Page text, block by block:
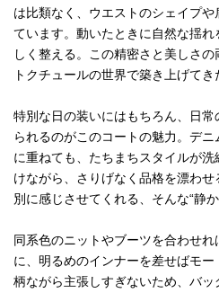
は比類なく、ウエストのシェイプ
ています。動いたときに自然な揺
しく整える。この精密さと美しさ
トクチュールの世界で築き上げてき
特別な日の装いにはもちろん、日
られるのがこのコートの魅力。デ
に重ねても、たちまちスタイルが
けながら、さりげなく品格を漂わ
別に感じさせてくれる、そんな“静
同系色のニットやブーツを合わせ
に、明るめのインナーを差せばモ
柄ながら主張しすぎないため、バ